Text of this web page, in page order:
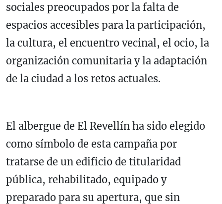
sociales preocupados por la falta de
espacios accesibles para la participación,
la cultura, el encuentro vecinal, el ocio, la
organización comunitaria y la adaptación
de la ciudad a los retos actuales.
El albergue de El Revellín ha sido elegido
como símbolo de esta campaña por
tratarse de un edificio de titularidad
pública, rehabilitado, equipado y
preparado para su apertura, que sin